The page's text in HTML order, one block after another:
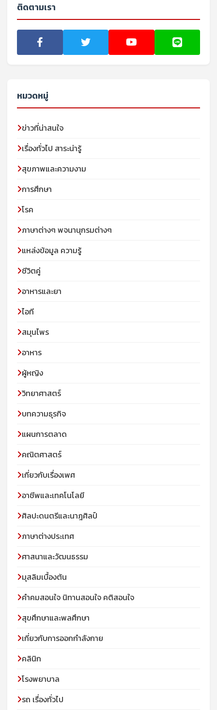
ติดตามเรา
หมวดหมู่
ข่าวที่น่าสนใจ
เรื่องทั่วไป สาระน่ารู้
สุขภาพและความงาม
การศึกษา
โรค
ภาษาต่างๆ พจนานุกรมต่างๆ
แหล่งข้อมูล ความรู้
ชีวิตคู่
อาหารและยา
ไอที
สมุนไพร
อาหาร
ผู้หญิง
วิทยาศาสตร์
บทความธุรกิจ
แผนการตลาด
คณิตศาสตร์
เกี่ยวกับเรื่องเพศ
อาชีพและเทคโนโลยี
ศิลปะดนตรีและนาฎศิลป์
ภาษาต่างประเทศ
ศาสนาและวัฒนธรรม
มุสลิมเบื้องต้น
คําคมสอนใจ นิทานสอนใจ คติสอนใจ
สุขศึกษาและพลศึกษา
เกี่ยวกับการออกกำลังกาย
คลินิก
โรงพยาบาล
รถ เรื่องทั่วไป